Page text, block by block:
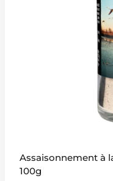
Assaisonnement à
100g